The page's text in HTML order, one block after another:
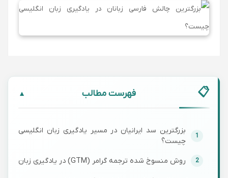
فهرست مطالب ▼
بزرگترین سد ایرانیان در مسیر یادگیری زبان انگلیسی
چیست؟
روش منسوخ شده ترجمه گرامر (GTM) در یادگیری زبان